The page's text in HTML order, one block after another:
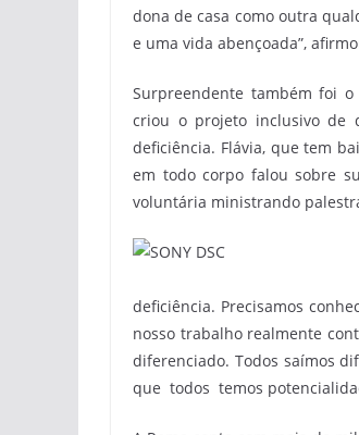
dona de casa como outra
e uma vida abençoada”,
Surpreendente também foi o
criou o projeto inclusivo de
deficiência. Flávia, que tem
em todo corpo falou sobre
voluntária ministrando
deficiência. Precisamos
nosso trabalho realmente
diferenciado. Todos saímos
que todos temos